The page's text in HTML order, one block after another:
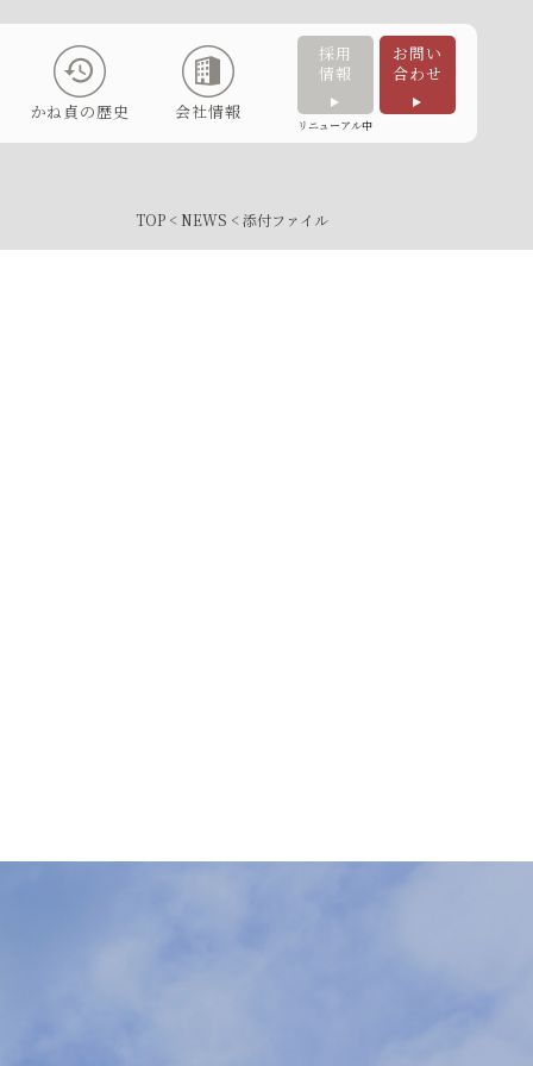
かね貞の歴史 会社情報
採用
情報
リニューアル中
お問い
合わせ
TOP < NEWS < 添付ファイル